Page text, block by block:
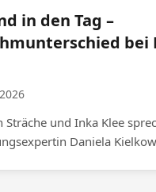
in den Tag –
bei
Sträche und Inka Klee
Daniela